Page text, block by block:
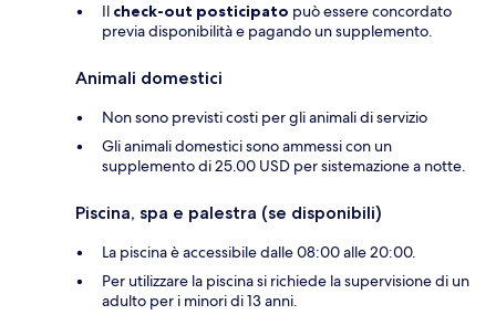
Il check-out posticipato può essere concordato
previa disponibilità e pagando un supplemento.
Animali domestici
Non sono previsti costi per gli animali di servizio
Gli animali domestici sono ammessi con un
supplemento di 25.00 USD per sistemazione a notte.
Piscina, spa e palestra (se disponibili)
La piscina è accessibile dalle 08:00 alle 20:00.
Per utilizzare la piscina si richiede la supervisione di un
adulto per i minori di 13 anni.